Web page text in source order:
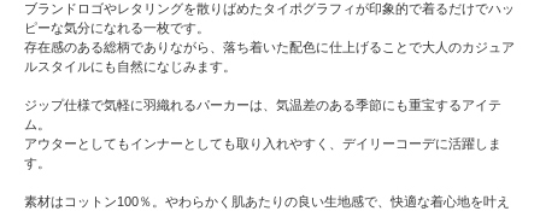
ブランドロゴやレタリングを散りばめたタイポグラフィが印象的で着るだけでハッ
ピーな気分になれる一枚です。
存在感のある総柄でありながら、落ち着いた配色に仕上げることで大人のカジュア
ルスタイルにも自然になじみます。
ジップ仕様で気軽に羽織れるパーカーは、気温差のある季節にも重宝するアイテ
ム。
アウターとしてもインナーとしても取り入れやすく、デイリーコーデに活躍しま
す。
素材はコットン100％。やわらかく肌あたりの良い生地感で、快適な着心地を叶え